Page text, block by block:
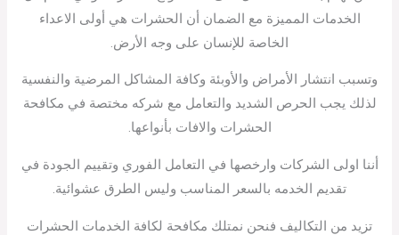
الخدمات المميزة مع الضمان أن الحشرات هي أولى الاعداء
الخاصة للإنسان على وجه الأرض.
وتسبب انتشار الأمراض والأوبئة وكافة المشاكل المرضية والنفسية
لذلك يجب الحرص الشديد والتعامل مع شركه مختصة في مكافحة
الحشرات والافات بأنواعها.
أننا اولى الشركات وارخصها في التعامل الفوري وتقييم الجودة في
تقديم الخدمه بالسعر المناسب وليس الطرق عشوائية.
تزيد من التكاليف فنحن نمتلك مكافحة لكافة الخدمات الحشرات